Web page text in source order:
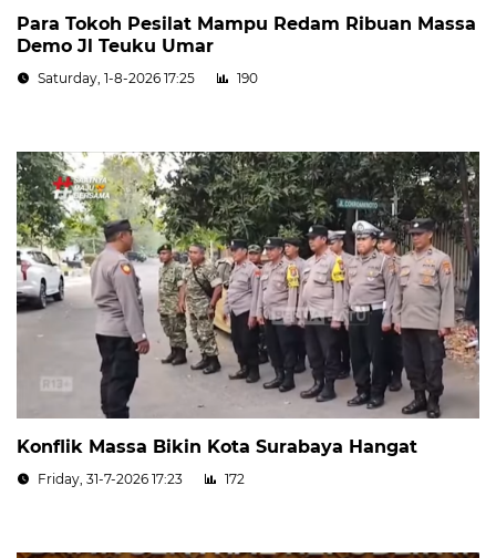
Para Tokoh Pesilat Mampu Redam Ribuan Massa
Demo Jl Teuku Umar
Saturday, 1-8-2026 17:25 190
Konflik Massa Bikin Kota Surabaya Hangat
Friday, 31-7-2026 17:23 172